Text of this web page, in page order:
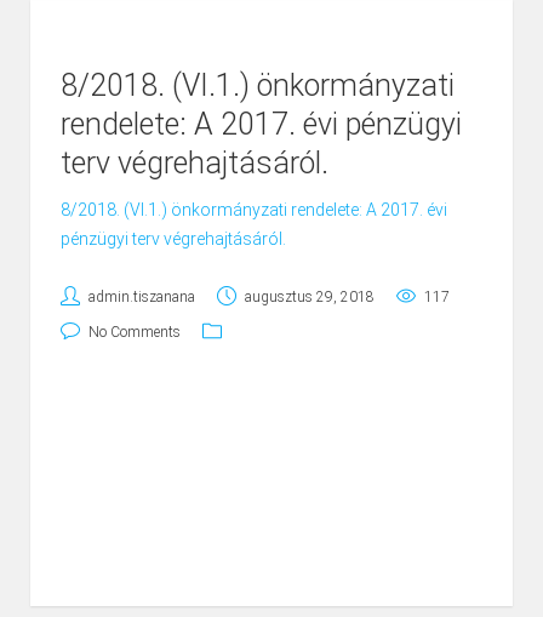
8/2018. (VI.1.) önkormányzati
rendelete: A 2017. évi pénzügyi
terv végrehajtásáról.
8/2018. (VI.1.) önkormányzati rendelete: A 2017. évi
pénzügyi terv végrehajtásáról.
admin.tiszanana augusztus 29, 2018 117
No Comments